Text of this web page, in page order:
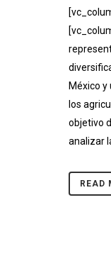
México
los
objetivo
analizar
READ